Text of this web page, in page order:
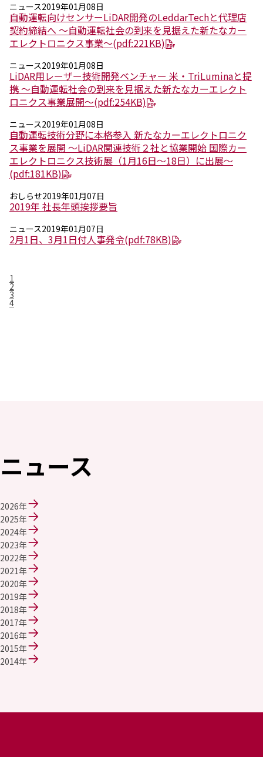
2014年
事業案内
機能化学品事業部
スペシャリティケミカル事業部
ポリマーグローバルアカウント事業部
エレクトロニクス事業部
先進機能材料事業部
ライフ＆ヘルスケア製品事業部
ナガセバイオイノベーションセンター
ナガセアプリケーションワークショップ
未来共創室
NAGASEバイオテック室
IR（投資家情報）
IRライブラリー
個人株主・投資家の皆様へ
サステナビリティ
NAGASEグループのサステナビリティ
採用情報
新卒採用（総合・事務職）
キャリア採用
NAGASEグループ採用情報
ニュース2019年01月08日
自動運転向けセンサーLiDAR開発のLeddarTechと代理店
契約締結へ ～自動運転社会の到来を見据えた新たなカー
エレクトロニクス事業～(pdf:221KB)
ニュース2019年01月08日
LiDAR用レーザー技術開発ベンチャー 米・TriLuminaと提
携 ～自動運転社会の到来を見据えた新たなカーエレクト
ロニクス事業展開～(pdf:254KB)
ニュース2019年01月08日
自動運転技術分野に本格参入 新たなカーエレクトロニク
ス事業を展開 ～LiDAR関連技術２社と協業開始 国際カー
エレクトロニクス技術展（1月16日～18日）に出展～
(pdf:181KB)
おしらせ2019年01月07日
2019年 社長年頭挨拶要旨
ニュース2019年01月07日
2月1日、3月1日付人事発令(pdf:78KB)
1
2
3
4
ニュース
2026年
2025年
2024年
2023年
2022年
2021年
2020年
2019年
2018年
2017年
2016年
2015年
2014年